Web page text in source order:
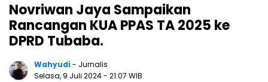
Novriwan Jaya Sampaikan
Rancangan KUA PPAS TA 2025 ke
DPRD Tubaba.
Wahyudi- Jurnalis
Selasa, 9 Juli 2024- 21:07 WIB